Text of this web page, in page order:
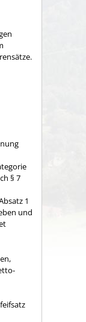
§ 7
1
und